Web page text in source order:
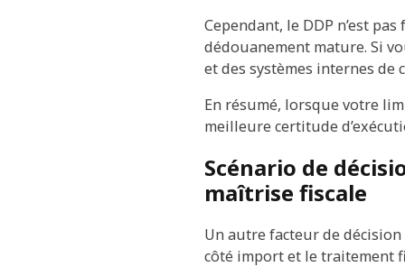
Cependant, le DDP n’est
dédouanement mature. Si
et des systèmes internes
En résumé, lorsque votre
meilleure certitude
Scénario de
maîtrise fiscale
Un autre facteur de
côté import et le traitement